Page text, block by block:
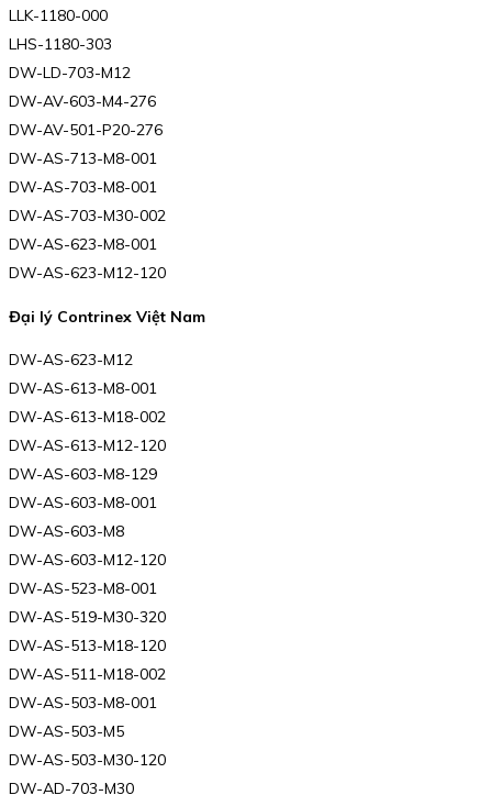
LLK-1180-000
LHS-1180-303
DW-LD-703-M12
DW-AV-603-M4-276
DW-AV-501-P20-276
DW-AS-713-M8-001
DW-AS-703-M8-001
DW-AS-703-M30-002
DW-AS-623-M8-001
DW-AS-623-M12-120
Đại lý Contrinex Việt Nam
DW-AS-623-M12
DW-AS-613-M8-001
DW-AS-613-M18-002
DW-AS-613-M12-120
DW-AS-603-M8-129
DW-AS-603-M8-001
DW-AS-603-M8
DW-AS-603-M12-120
DW-AS-523-M8-001
DW-AS-519-M30-320
DW-AS-513-M18-120
DW-AS-511-M18-002
DW-AS-503-M8-001
DW-AS-503-M5
DW-AS-503-M30-120
DW-AD-703-M30